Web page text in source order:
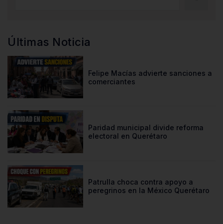
Últimas Noticia
Felipe Macías advierte sanciones a
comerciantes
Paridad municipal divide reforma
electoral en Querétaro
Patrulla choca contra apoyo a
peregrinos en la México Querétaro